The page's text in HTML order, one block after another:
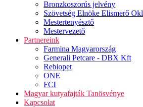
Bronzkoszorús jelvény
Szövetség Elnöke Elismerő
Mestertenyésztő
Mestervezető
Partnereink
Farmina Magyarország
Generali Petcare - DBX Kft
Rebiopet
ONE
FCI
Magyar kutyafajták Tanösvénye
Kapcsolat